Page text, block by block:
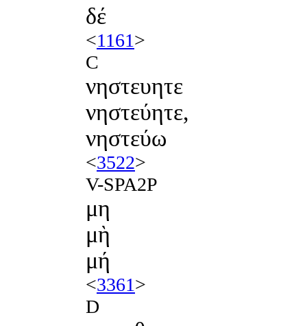
δέ
<1161>
C
νηστευητε
νηστεύητε,
νηστεύω
<3522>
V-SPA2P
μη
μὴ
μή
<3361>
D